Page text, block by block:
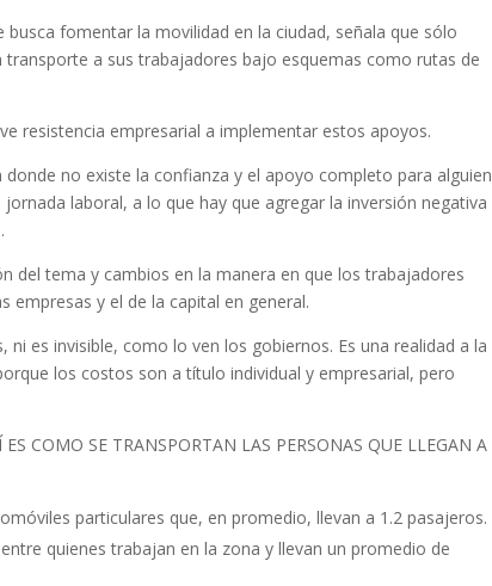
fomentar la movilidad en la ciudad, señala que sólo
a sus trabajadores bajo esquemas como rutas de
resistencia empresarial a implementar estos apoyos.
no existe la confianza y el apoyo completo para alguien
laboral, a lo que hay que agregar la inversión negativa
del tema y cambios en la manera en que los trabajadores
empresas y el de la capital en general.
es invisible, como lo ven los gobiernos. Es una realidad a la
los costos son a título individual y empresarial, pero
COMO SE TRANSPORTAN LAS PERSONAS QUE LLEGAN A
particulares que, en promedio, llevan a 1.2 pasajeros.
trabajan en la zona y llevan un promedio de